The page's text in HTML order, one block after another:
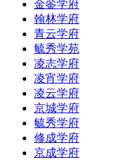
金銮学府
翰林学府
青云学府
毓秀学苑
凌志学府
凌宵学府
凌云学府
京城学府
毓秀学府
修成学府
京成学府